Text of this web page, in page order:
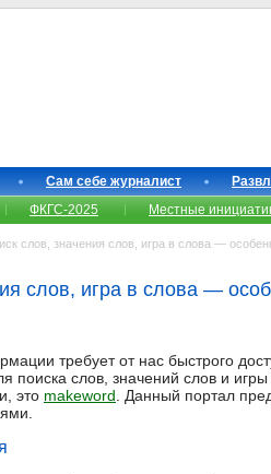
Сам себе журналист
ФКГС-2025 Местные
слов, значения слов, игра в слова —
слов, игра в слова —
требует от нас быстрого
поиска слов, значений слов и
это makeword . Данный портал